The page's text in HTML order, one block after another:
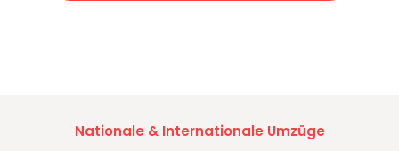
Nationale & Internationale Umzüge